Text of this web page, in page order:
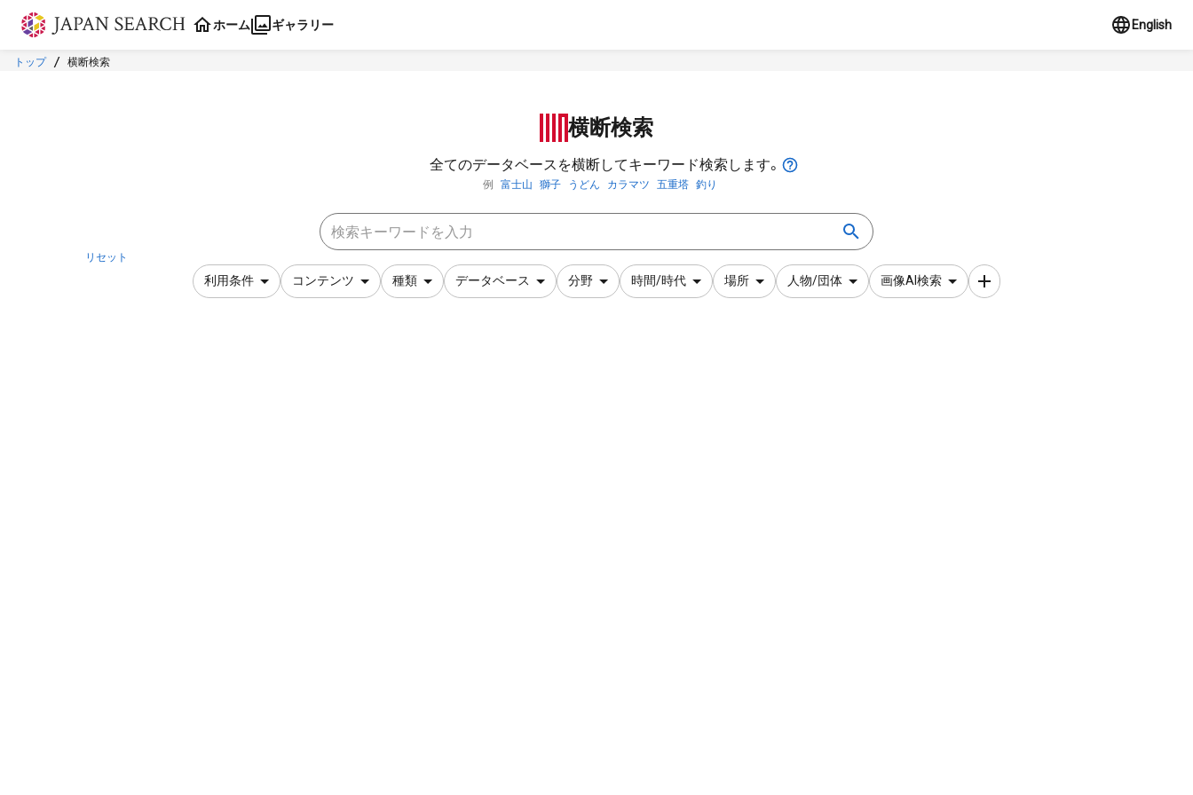
本文に飛ぶ
ホーム ギャラリー English
トップ 横断検索
横断検索
全てのデータベースを横断してキーワード検索します。
例 富士山 獅子 うどん カラマツ 五重塔 釣り
リセット
利用条件 コンテンツ 種類 データベース 分野 時間/時代 場所 人物/団体 画像AI検索